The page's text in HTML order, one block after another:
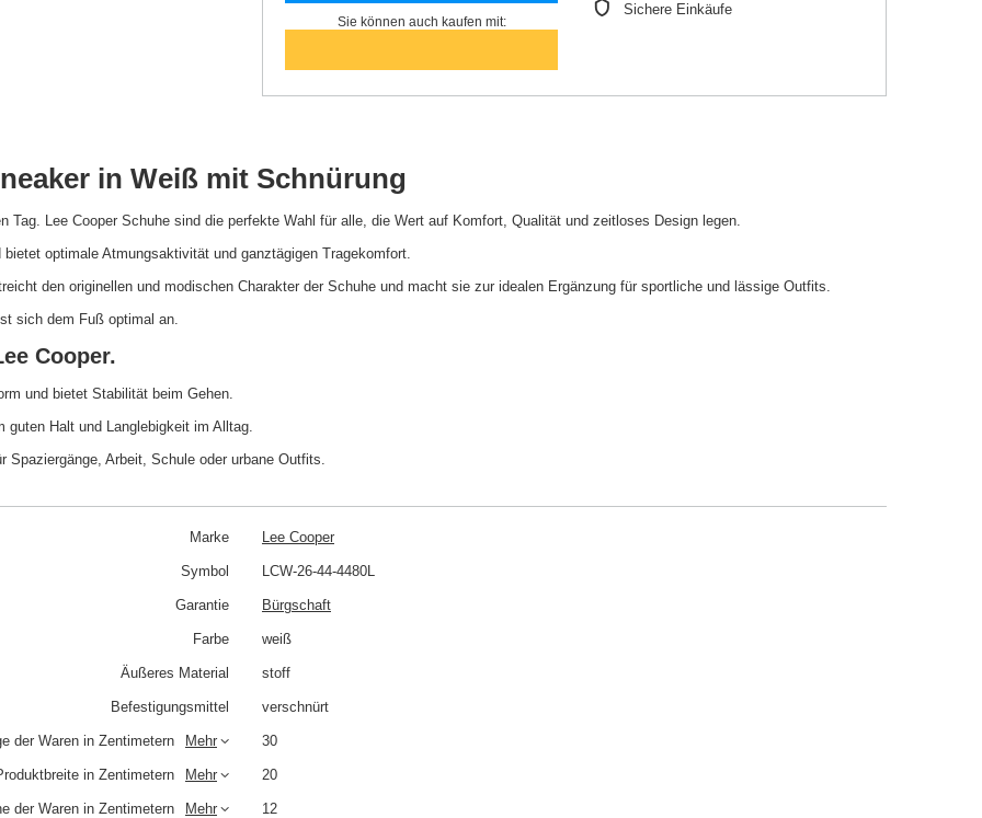
Sie können auch kaufen mit:
Sichere Einkäufe
in Weiß mit Schnürung
Tag. Lee Cooper Schuhe sind die perfekte Wahl für alle, die Wert auf Komfort, Qualität und zeitloses Design legen.
optimale Atmungsaktivität und ganztägigen Tragekomfort.
den originellen und modischen Charakter der Schuhe und macht sie zur idealen Ergänzung für sportliche und lässige Outfits.
sich dem Fuß optimal an.
Cooper.
und bietet Stabilität beim Gehen.
guten Halt und Langlebigkeit im Alltag.
Spaziergänge, Arbeit, Schule oder urbane Outfits.
Marke Lee Cooper
Symbol LCW-26-44-4480L
Garantie Bürgschaft
Farbe weiß
Äußeres Material stoff
Befestigungsmittel verschnürt
der Waren in Zentimetern Mehr 30
in Zentimetern Mehr 20
der Waren in Zentimetern Mehr 12